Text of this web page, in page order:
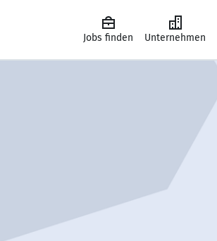
Jobs finden Unternehmen